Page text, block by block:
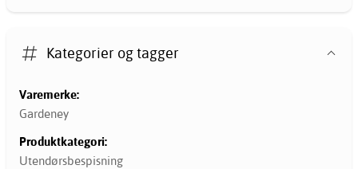
Kategorier og tagger
Varemerke:
Gardeney
Produktkategori:
Utendørsbespisning